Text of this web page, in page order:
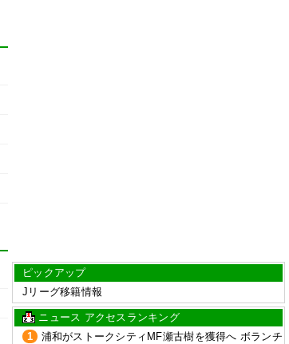
ピックアップ
Jリーグ移籍情報
ニュース アクセスランキング
1
浦和がストークシティMF瀬古樹を獲得へ ボランチ